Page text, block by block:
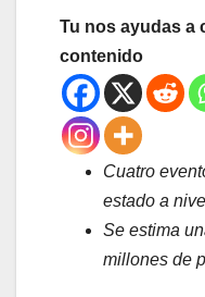
Tu nos ayudas a
contenido
Cuatro
estado a
Se estima
millones de